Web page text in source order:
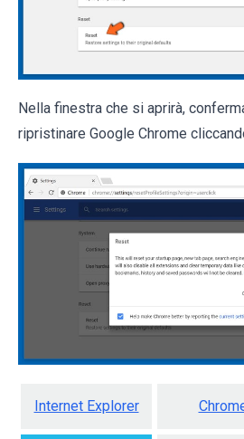
Nella finestra che si aprirà,
ripristinare Google Chrome
Internet Explorer